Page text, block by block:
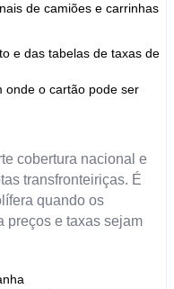
de camiões e carrinhas
e das tabelas de taxas de
onde o cartão pode ser
cobertura nacional e
transfronteiriças. É
quando os
preços e taxas sejam